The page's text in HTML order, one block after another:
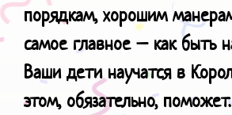
порядкам, хорошим
самое главное – как быть
Ваши дети научатся в
этом, обязательно,